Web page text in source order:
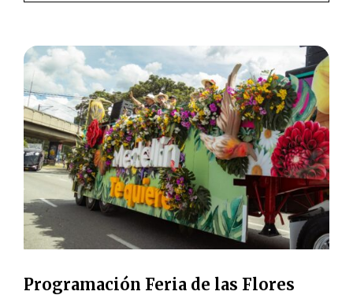
Programación Feria de las Flores